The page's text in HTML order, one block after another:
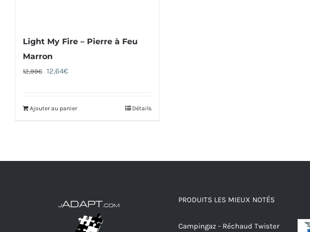
Light My Fire – Pierre à Feu
Marron
12,99€ Le
était :
12,64€Le
est :
Ajouter au panier Détails
PRODUITS LES MIEUX NOTÉS
Campingaz - Réchaud Twister